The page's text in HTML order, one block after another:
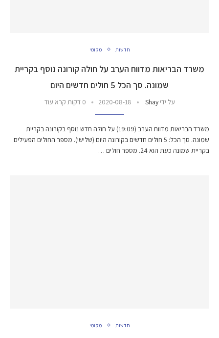
חדשות מקומי
משרד הבריאות מדווח הערב על חולה קורונה נוסף בקריית
שמונה. סך הכל 5 חולים חדשים היום
על ידיShay
2020-08-18 0 דקות קרא עוד
משרד הבריאות מדווח הערב (19:09) על חולה חדש נוסף בקורונה בקריית
שמונה. סך הכל: 5 חולים חדשים בקורונה היום (שלישי). מספר החולים הפעילים
בקריית שמונה כעת הוא 24. מספר חולים …
חדשות מקומי